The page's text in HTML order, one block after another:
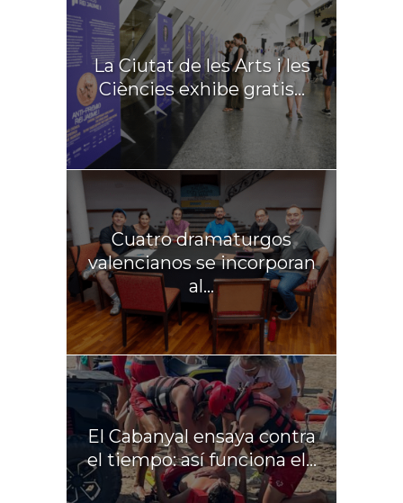
La Ciutat de les Arts i les
Ciències exhibe gratis...
Cuatro dramaturgos
valencianos se incorporan
al...
El Cabanyal ensaya contra
el tiempo: así funciona el...